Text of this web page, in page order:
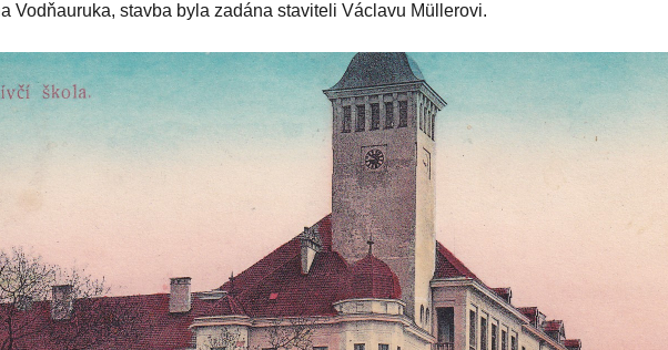
Vodňauruka, stavba byla zadána staviteli Václavu Müllerovi.